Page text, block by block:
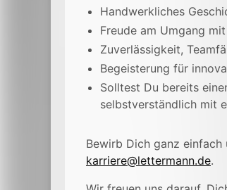
Handwerkliches
Freude am Umgang
Zuverlässigkeit,
Begeisterung für
Solltest Du bereits
selbstverständlich mit
Bewirb Dich ganz einfach
karriere@lettermann.de.